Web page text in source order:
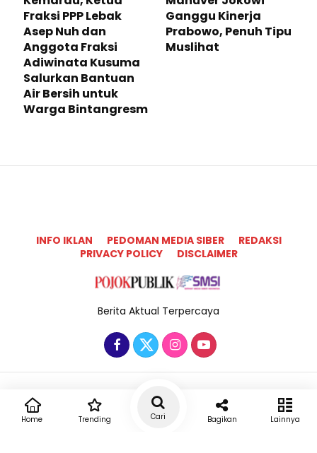
Fraksi PPP Lebak
Asep Nuh dan
Anggota Fraksi
Adiwinata Kusuma
Salurkan Bantuan
Air Bersih untuk
Warga Bintangresm
Ganggu Kinerja
Prabowo, Penuh Tipu
Muslihat
INFO IKLAN PEDOMAN MEDIA SIBER
REDAKSI
PRIVACY POLICY
DISCLAIMER
Berita Aktual Terpercaya
Copyright @2025 Pojok Publik All Rights Reserved
Home Trending Cari Bagikan Lainnya